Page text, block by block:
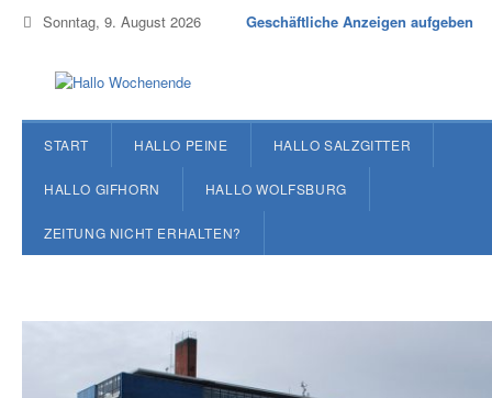
Sonntag, 9. August 2026 Geschäftliche Anzeigen aufgeben
START HALLO PEINE HALLO SALZGITTER
HALLO GIFHORN HALLO WOLFSBURG
ZEITUNG NICHT ERHALTEN?